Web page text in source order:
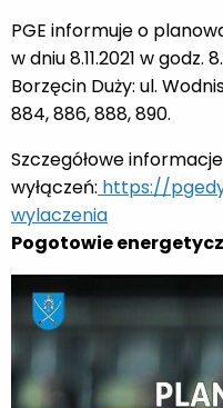
PGE informuje o
w dniu 8.11.2021 w
Borzęcin Duży: ul.
884, 886, 888, 890.
Szczegółowe
wyłączeń: https://
wylaczenia
Pogotowie